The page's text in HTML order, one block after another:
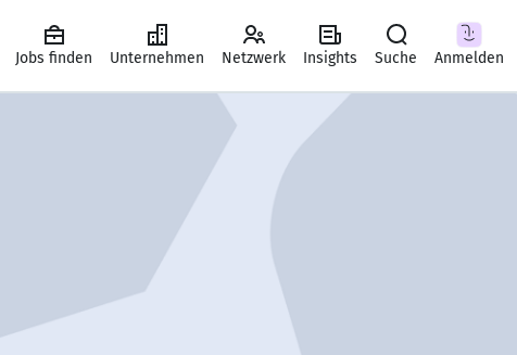
Jobs finden Unternehmen Netzwerk Insights Suche Anmelden